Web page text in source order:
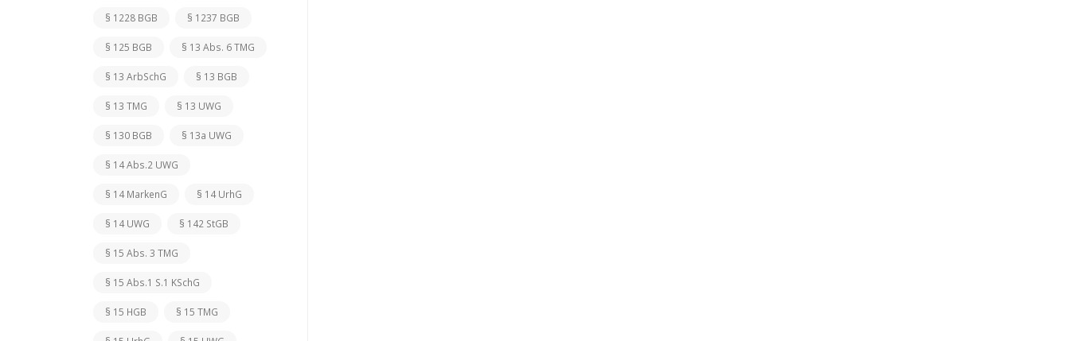
§ 1228 BGB § 1237 BGB
§ 125 BGB § 13 Abs. 6 TMG
§ 13 ArbSchG § 13 BGB
§ 13 TMG § 13 UWG
§ 130 BGB § 13a UWG
§ 14 Abs.2 UWG
§ 14 MarkenG § 14 UrhG
§ 14 UWG § 142 StGB
§ 15 Abs. 3 TMG
§ 15 Abs.1 S.1 KSchG
§ 15 HGB § 15 TMG